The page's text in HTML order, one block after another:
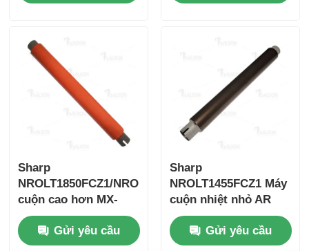
Canon Toner Chip
Chip mực OKI
Chip Toner của Minolta
Chip mực Ricoh
Sharp
NROLT1850FCZ1/NROLT1850FCZZ
cuộn cao hơn MX-
M623N/M623U/M753N/M753U
Gửi yêu cầu
Sharp
NROLT1455FCZ1 Máy
cuộn nhiệt nhỏ AR
M550/M620/M700
Gửi yêu cầu